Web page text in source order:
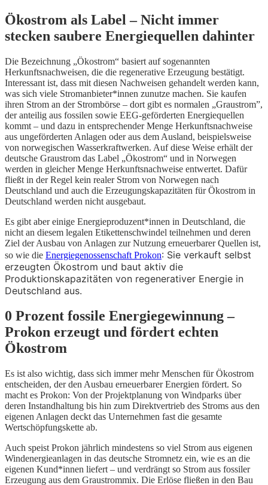
Ökostrom als Label – Nicht immer
stecken saubere Energiequellen dahinter
Die Bezeichnung „Ökostrom“ basiert auf sogenannten
Herkunftsnachweisen, die die regenerative Erzeugung bestätigt.
Interessant ist, dass mit diesen Nachweisen gehandelt werden kann,
was sich viele Stromanbieter*innen zunutze machen. Sie kaufen
ihren Strom an der Strombörse – dort gibt es normalen „Graustrom”,
der anteilig aus fossilen sowie EEG-geförderten Energiequellen
kommt – und dazu in entsprechender Menge Herkunftsnachweise
aus ungeförderten Anlagen oder aus dem Ausland, beispielsweise
von norwegischen Wasserkraftwerken. Auf diese Weise erhält der
deutsche Graustrom das Label „Ökostrom“ und in Norwegen
werden in gleicher Menge Herkunftsnachweise entwertet. Dafür
fließt in der Regel kein realer Strom von Norwegen nach
Deutschland und auch die Erzeugungskapazitäten für Ökostrom in
Deutschland werden nicht ausgebaut.
Es gibt aber einige Energieproduzent*innen in Deutschland, die
nicht an diesem legalen Etikettenschwindel teilnehmen und deren
Ziel der Ausbau von Anlagen zur Nutzung erneuerbarer Quellen ist,
so wie die Energiegenossenschaft Prokon: Sie verkauft selbst
erzeugten Ökostrom und baut aktiv die
Produktionskapazitäten von regenerativer Energie in
Deutschland aus.
0 Prozent fossile Energiegewinnung –
Prokon erzeugt und fördert echten
Ökostrom
Es ist also wichtig, dass sich immer mehr Menschen für Ökostrom
entscheiden, der den Ausbau erneuerbarer Energien fördert. So
macht es Prokon: Von der Projektplanung von Windparks über
deren Instandhaltung bis hin zum Direktvertrieb des Stroms aus den
eigenen Anlagen deckt das Unternehmen fast die gesamte
Wertschöpfungskette ab.
Auch speist Prokon jährlich mindestens so viel Strom aus eigenen
Windenergieanlagen in das deutsche Stromnetz ein, wie es an die
eigenen Kund*innen liefert – und verdrängt so Strom aus fossiler
Erzeugung aus dem Graustrommix. Die Erlöse fließen in den Bau